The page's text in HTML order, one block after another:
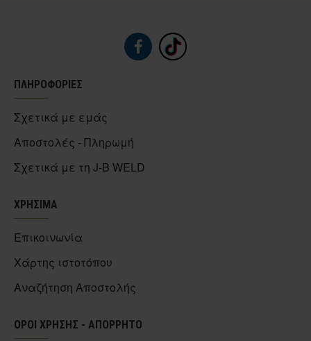
ΠΛΗΡΟΦΟΡΙΕΣ
Σχετικά με εμάς
Αποστολές - Πληρωμή
Σχετικά με τη J-B WELD
ΧΡΗΣΙΜΑ
Επικοινωνία
Χάρτης ιστοτόπου
Αναζήτηση Αποστολής
ΟΡΟΙ ΧΡΗΣΗΣ - ΑΠΟΡΡΗΤΟ